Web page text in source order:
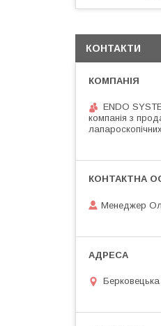
КОНТАКТИ
ENDO
компанія з
Менеджер
Берковецька